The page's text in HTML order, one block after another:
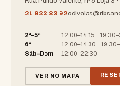
21 933 83 92
2ª–5ª
12:00–14:15 ·
6ª
12:00–14:30 ·
Sáb–Dom
12:00–22:30
VER NO MAPA